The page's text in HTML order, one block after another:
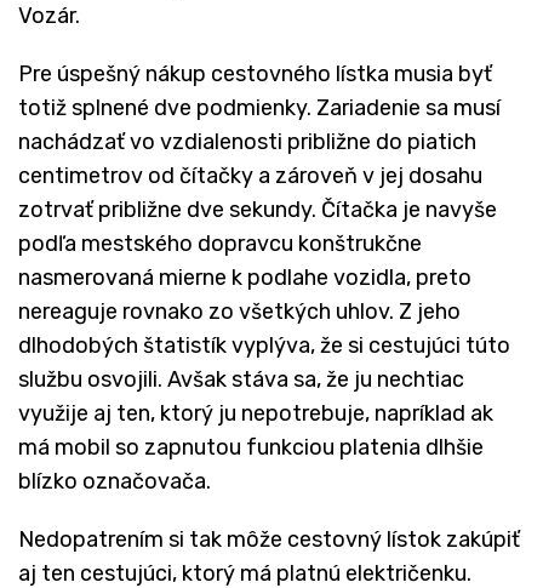
Vozár.
Pre úspešný nákup cestovného lístka musia byť
totiž splnené dve podmienky. Zariadenie sa musí
nachádzať vo vzdialenosti približne do piatich
centimetrov od čítačky a zároveň v jej dosahu
zotrvať približne dve sekundy. Čítačka je navyše
podľa mestského dopravcu konštrukčne
nasmerovaná mierne k podlahe vozidla, preto
nereaguje rovnako zo všetkých uhlov. Z jeho
dlhodobých štatistík vyplýva, že si cestujúci túto
službu osvojili. Avšak stáva sa, že ju nechtiac
využije aj ten, ktorý ju nepotrebuje, napríklad ak
má mobil so zapnutou funkciou platenia dlhšie
blízko označovača.
Nedopatrením si tak môže cestovný lístok zakúpiť
aj ten cestujúci, ktorý má platnú električenku.